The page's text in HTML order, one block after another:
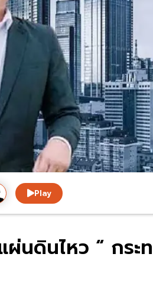
Play
ผ่นดินไหว “ กร